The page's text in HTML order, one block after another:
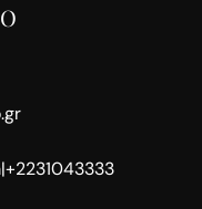
|+2231043333